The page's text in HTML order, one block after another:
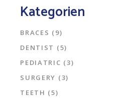
Kategorien
BRACES (9)
DENTIST (5)
PEDIATRIC (3)
SURGERY (3)
TEETH (5)